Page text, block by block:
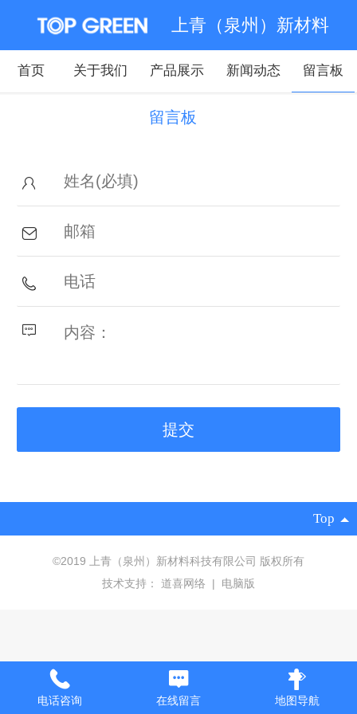
上青（泉州）新材料
首页 关于我们 产品展示 新闻动态 留言板
留言板
Top
©2019 上青（泉州）新材料科技有限公司 版权所有
技术支持： 道喜网络 | 电脑版
电话咨询 在线留言 地图导航